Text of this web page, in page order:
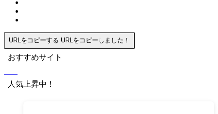
URLをコピーする URLをコピーしました！
おすすめサイト
人気上昇中！